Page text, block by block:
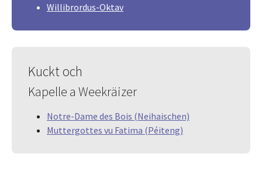
Willibrordus-Oktav
Kuckt och
Kapelle a Weekräizer
Notre-Dame des Bois (Neihaischen)
Muttergottes vu Fatima (Péiteng)